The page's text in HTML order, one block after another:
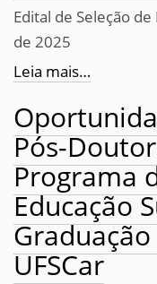
Edital de Seleção
de 2025
Leia mais…
Pós-
Programa
Educação
UFSCar